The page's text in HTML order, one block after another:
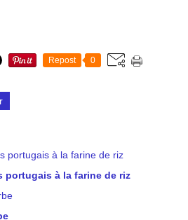
Repost 0
portugais à la farine de riz